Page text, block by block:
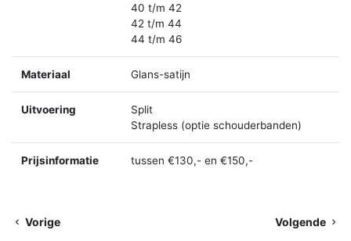
40 t/m 42
42 t/m 44
44 t/m 46
Materiaal Glans-satijn
Uitvoering
Split
Strapless (optie schouderbanden)
Prijsinformatie tussen €130,- en €150,-
Vorige Volgende